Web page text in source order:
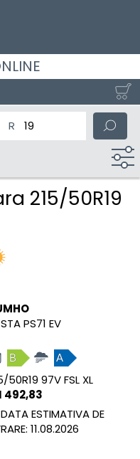
Diametrul nominal al
215/50R19
PS71 EV
B A
50R19 97V FSL XL
492,83
DATA ESTIMATIVA DE
11.08.2026